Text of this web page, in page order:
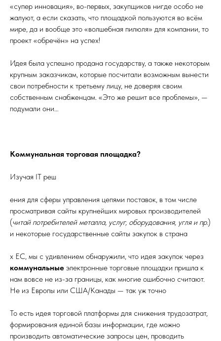
«супер инновация», во-первых, закупщиков нигде особо не
жалуют, а если сказать, что площадкой пользуются во всём
мире, да и вообще это «волшебная пилюля» для компании, то
проект «обречён» на успех!
Идея была успешно продана государству, а также некоторым
крупным заказчикам, которые посчитали возможным вынести
свои потребности к третьему лицу, не доверяя своим
собственным снабженцам. «Это же решит все проблемы», —
подумали они…
Коммунальная торговая площадка?
Изучая IT реш
ения для сферы управления цепями поставок, в том числе
просматривая сайты крупнейших мировых производителей
(читай потребителей металла, услуг, оборудования, угля и пр.)
и некоторые государственные сайты закупок в страна
х ЕС, мы с удивлением обнаружили, что идея закупок через
коммунальные электронные торговые площадки пришла к
нам вовсе не из-за границы, как многие ошибочно считают.
Не из Европы или США/Канады — так уж точно
То есть идея торговой платформы для снижения трудозатрат,
формирования единой базы информации, где можно
производить автоматические запросы цен, проводить